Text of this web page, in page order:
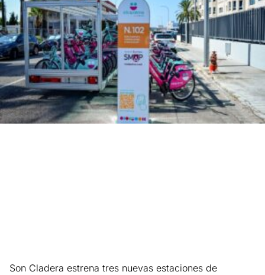
Son Cladera estrena tres nuevas estaciones de